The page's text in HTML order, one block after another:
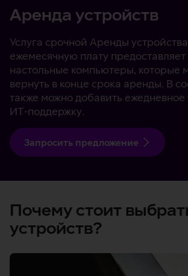
Aрендa устройств
Услуга срочной Аренды
ежемесячную плату предоставляет
настольные компьютеры, которые
вернуть в конце срока аренды. В
также можно добавить
ИТ-поддержку.
Запросить предложение
Почему стоит
устройств?